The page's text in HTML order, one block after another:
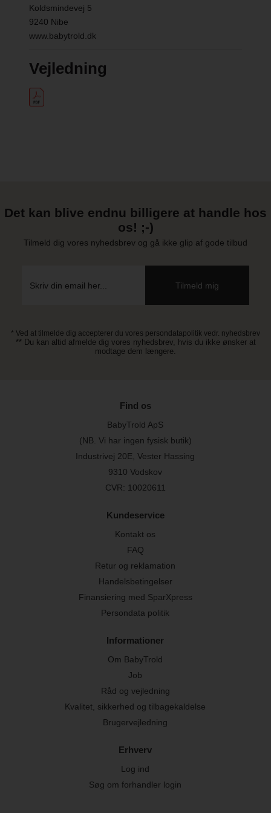
Koldsmindevej 5
9240 Nibe
www.babytrold.dk
Vejledning
Det kan blive endnu billigere at handle hos
os! ;-)
Tilmeld dig vores nyhedsbrev og gå ikke glip af gode tilbud
* Ved at tilmelde dig accepterer du vores persondatapolitik vedr. nyhedsbrev
** Du kan altid afmelde dig vores nyhedsbrev, hvis du ikke ønsker at
modtage dem længere.
Find os
BabyTrold ApS
(NB. Vi har ingen fysisk butik)
Industrivej 20E, Vester Hassing
9310 Vodskov
CVR: 10020611
Kundeservice
Kontakt os
FAQ
Retur og reklamation
Handelsbetingelser
Finansiering med SparXpress
Persondata politik
Informationer
Om BabyTrold
Job
Råd og vejledning
Kvalitet, sikkerhed og tilbagekaldelse
Brugervejledning
Erhverv
Log ind
Søg om forhandler login